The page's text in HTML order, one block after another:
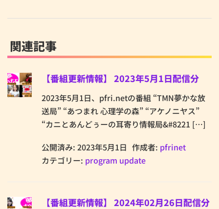
関連記事
【番組更新情報】 2023年5月1日配信分
2023年5月1日、pfri.netの番組 “TMN夢かな放
送局” “あつまれ 心理学の森” “アケノニヤス”
“カニとあんどぅーの耳寄り情報局&#8221 […]
公開済み: 2023年5月1日 作成者: pfrinet
カテゴリー: program update
【番組更新情報】 2024年02月26日配信分